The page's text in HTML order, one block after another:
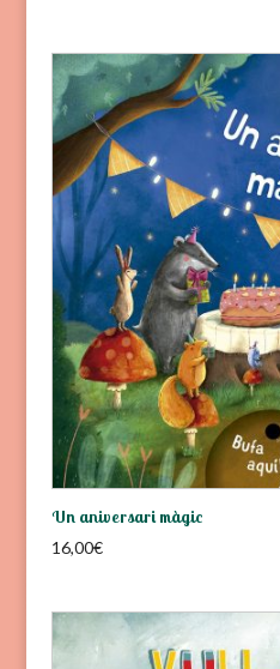
Un aniversari màgic
16,00€